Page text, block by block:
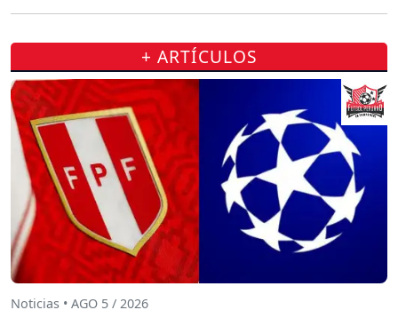
+ ARTÍCULOS
Noticias • AGO 5 / 2026